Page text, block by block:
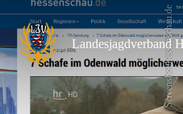
springen
Landesjagdverband
Screenshot/hessenschau.de